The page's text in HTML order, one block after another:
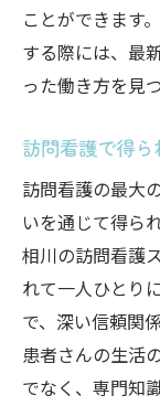
ことができます
する際には、最
った働き方を見
訪問看護で得
訪問看護の最大
いを通じて得ら
相川の訪問看護
れて一人ひとり
で、深い信頼関
患者さんの生活
でなく、専門知